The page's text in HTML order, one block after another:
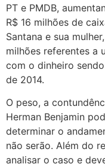
PT e PMDB,
R$ 16 milhões de
Santana e sua
milhões referentes a
com o dinheiro
de 2014.
O peso, a
Herman Benjamin
determinar o
não serão. Além do
analisar o caso e